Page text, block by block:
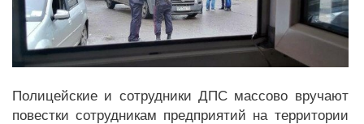
Полицейские и сотрудники ДПС массово вручают
повестки сотрудникам предприятий на территории